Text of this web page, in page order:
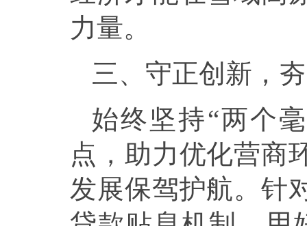
力量。
三、守正创新，
始终坚持“两个
点，助力优化营商
发展保驾护航。针